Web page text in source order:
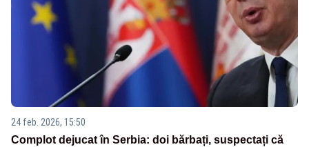
24 feb. 2026, 15:50
Complot dejucat în Serbia: doi bărbați, suspectați că